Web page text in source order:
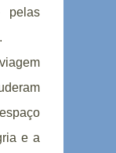
pelas
e a